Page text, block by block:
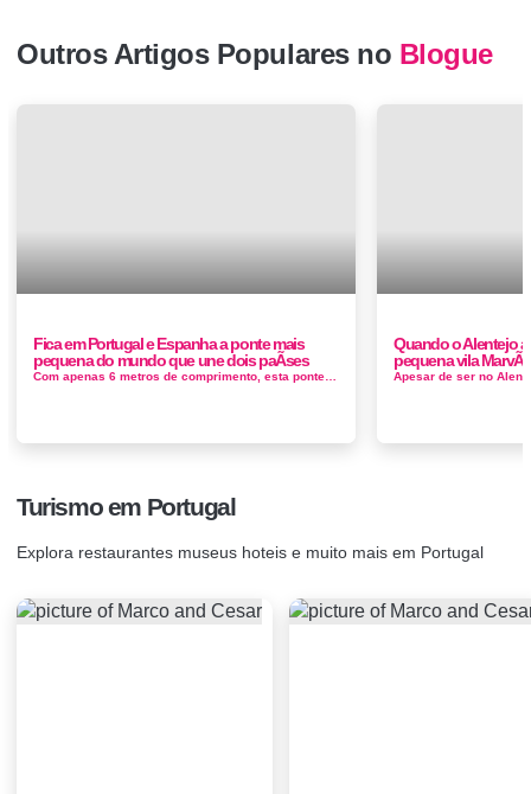
Outros Artigos Populares no Blogue
Fica em Portugal e Espanha a ponte mais
pequena do mundo que une dois paÃ­ses
Quando o Alentejo
pequena vila
Turismo em Portugal
Explora restaurantes museus hoteis e muito mais em Portugal